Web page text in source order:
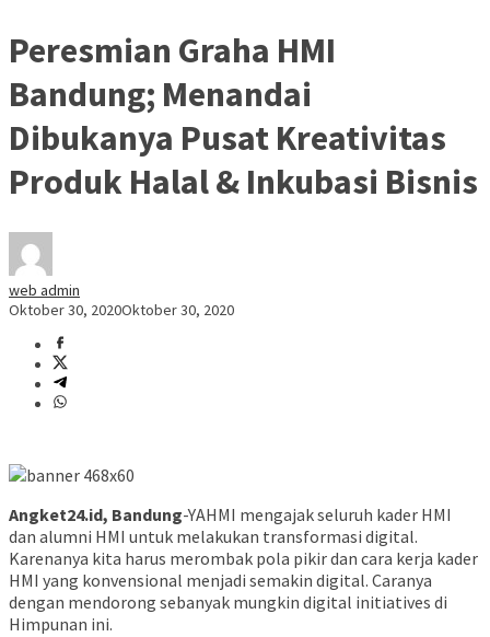
Peresmian Graha HMI
Bandung; Menandai
Dibukanya Pusat Kreativitas
Produk Halal & Inkubasi Bisnis
web admin
Oktober 30, 2020Oktober 30, 2020
Angket24.id, Bandung-YAHMI mengajak seluruh kader HMI
dan alumni HMI untuk melakukan transformasi digital.
Karenanya kita harus merombak pola pikir dan cara kerja kader
HMI yang konvensional menjadi semakin digital. Caranya
dengan mendorong sebanyak mungkin digital initiatives di
Himpunan ini.